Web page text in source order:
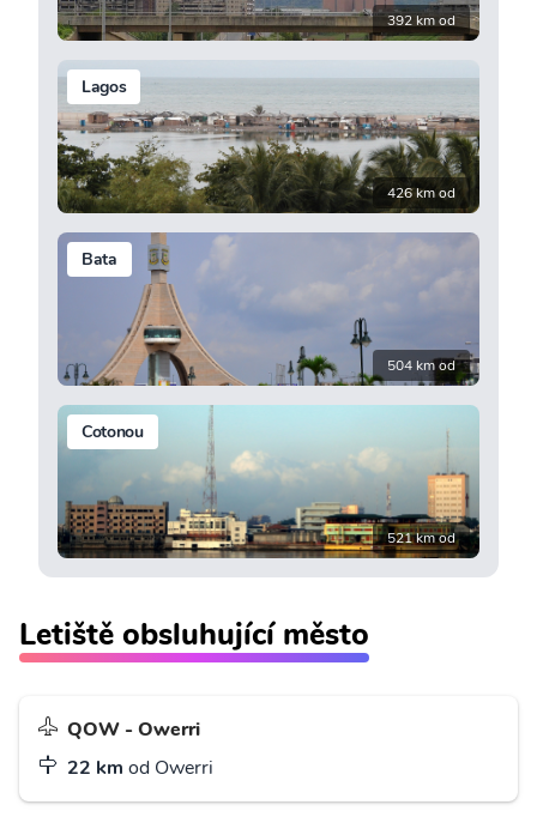
392 km od
Lagos
426 km od
Bata
504 km od
Cotonou
521 km od
Letiště obsluhující město
QOW - Owerri
22 km od Owerri